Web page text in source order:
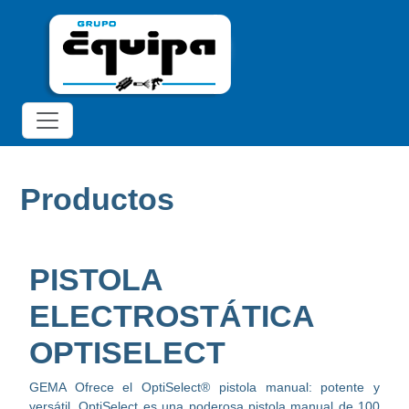
Productos
PISTOLA
ELECTROSTÁTICA
OPTISELECT
GEMA Ofrece el OptiSelect® pistola manual: potente y